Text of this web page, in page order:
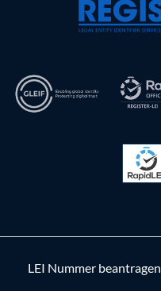
LEI Nummer beantragen